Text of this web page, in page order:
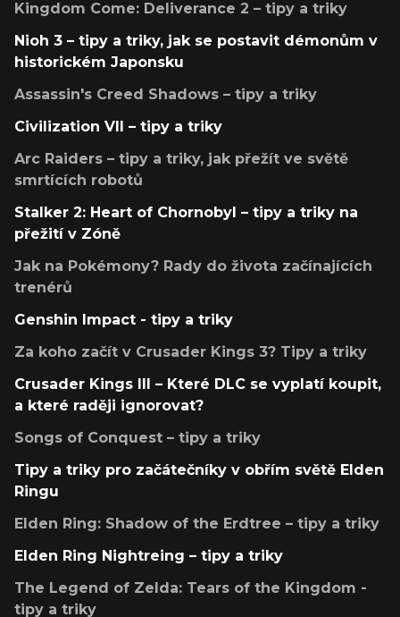
Kingdom Come: Deliverance 2 – tipy a triky
Nioh 3 – tipy a triky, jak se postavit démonům v
historickém Japonsku
Assassin's Creed Shadows – tipy a triky
Civilization VII – tipy a triky
Arc Raiders – tipy a triky, jak přežít ve světě
smrtících robotů
Stalker 2: Heart of Chornobyl – tipy a triky na
přežití v Zóně
Jak na Pokémony? Rady do života začínajících
trenérů
Genshin Impact - tipy a triky
Za koho začít v Crusader Kings 3? Tipy a triky
Crusader Kings III – Které DLC se vyplatí koupit,
a které raději ignorovat?
Songs of Conquest – tipy a triky
Tipy a triky pro začátečníky v obřím světě Elden
Ringu
Elden Ring: Shadow of the Erdtree – tipy a triky
Elden Ring Nightreing – tipy a triky
The Legend of Zelda: Tears of the Kingdom -
tipy a triky